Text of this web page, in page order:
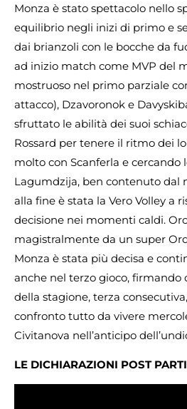
Monza è stato spettacolo nello
equilibrio negli inizi di primo e
dai brianzoli con le bocche da
ad inizio match come MVP del
mostruoso nel primo parziale
attacco), Dzavoronok e
sfruttato le abilità dei suoi
Rossard per tenere il ritmo dei
molto con Scanferla e cercando
Lagumdzija, ben contenuto dal
alla fine è stata la Vero Volley a
decisione nei momenti caldi.
magistralmente da un super
Monza è stata più decisa e
anche nel terzo gioco, firmando
della stagione, terza
confronto tutto da vivere
Civitanova nell’anticipo
LE DICHIARAZIONI POST